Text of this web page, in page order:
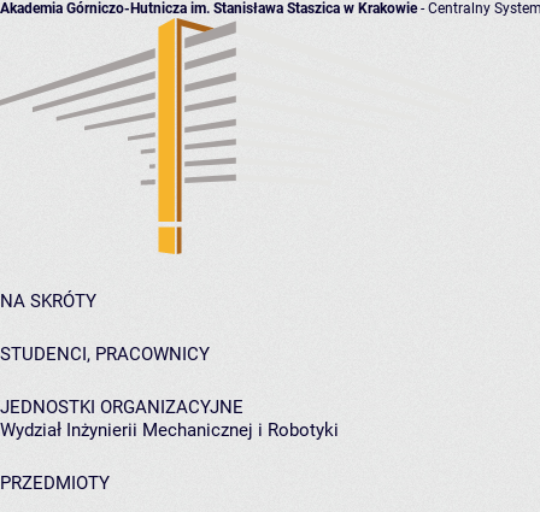
Akademia Górniczo-Hutnicza im. Stanisława Staszica w Krakowie- Centralny
NA SKRÓTY
STUDENCI, PRACOWNICY
JEDNOSTKI ORGANIZACYJNE
Wydział Inżynierii Mechanicznej i Robotyki
PRZEDMIOTY